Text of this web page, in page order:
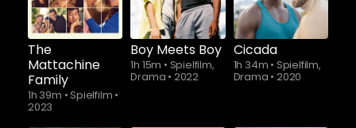
The
Mattachine
Family
1h 39m • Spielfilm •
2023
Boy Meets Boy
1h 15m • Spielfilm,
Drama • 2022
Cicada
1h 34m • Spielfilm,
Drama • 2020